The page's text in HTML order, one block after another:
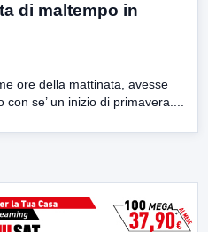
di maltempo in
ore della mattinata, avesse
se’ un inizio di primavera....